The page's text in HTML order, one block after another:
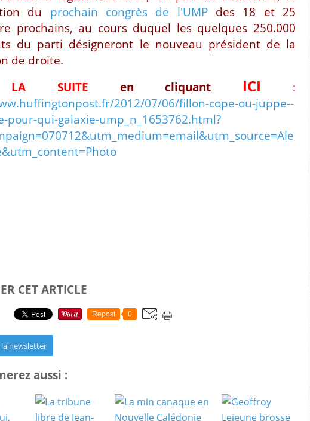
du prochain congrès de l'UMPdes 18 et 25
prochains, au cours duquel les quelques 250.000
du parti désigneront le nouveau président de la
de droite.
SUITE en cliquant ICI
:
2012/07/06/fillon-cope-ou-juppe--
pour-qui-galaxie-ump_n_1653762.html?
CET ARTICLE
Repost 0
newsletter
aussi :